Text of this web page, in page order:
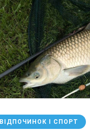
ВІДПОЧИНОК І СПОРТ